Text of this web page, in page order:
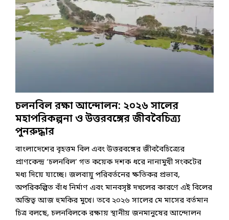
চলনবিল রক্ষা আন্দোলন: ২০২৬ সালের
মহাপরিকল্পনা ও উত্তরবঙ্গের জীববৈচিত্র্য
পুনরুদ্ধার
বাংলাদেশের বৃহত্তম বিল এবং উত্তরবঙ্গের জীববৈচিত্র্যের
প্রাণকেন্দ্র ‘চলনবিল’ গত কয়েক দশক ধরে নানামুখী সংকটের
মধ্য দিয়ে যাচ্ছে। জলবায়ু পরিবর্তনের ক্ষতিকর প্রভাব,
অপরিকল্পিত বাঁধ নির্মাণ এবং মানবসৃষ্ট দখলের কারণে এই বিলের
অস্তিত্ব আজ হুমকির মুখে। তবে ২০২৬ সালের মে মাসের বর্তমান
চিত্র বলছে, চলনবিলকে রক্ষায় স্থানীয় জনমানুষের আন্দোলন